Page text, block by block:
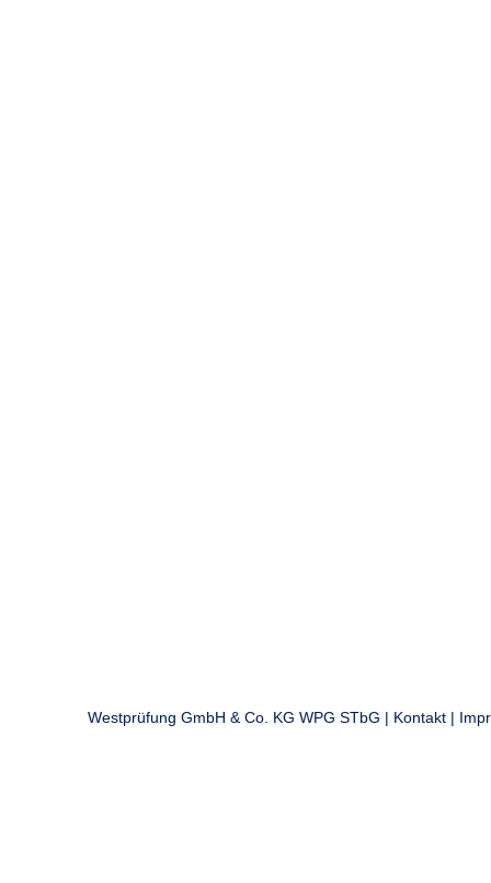
Westprüfung GmbH & Co. KG WPG STbG | Kontakt |